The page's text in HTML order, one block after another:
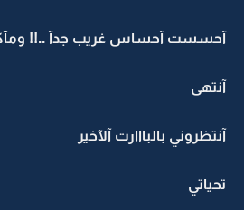
آحسست آحساس غريب جدآ ..!!
آنتهى
آنتظروني بالبااارت آلآخير
تحياتي